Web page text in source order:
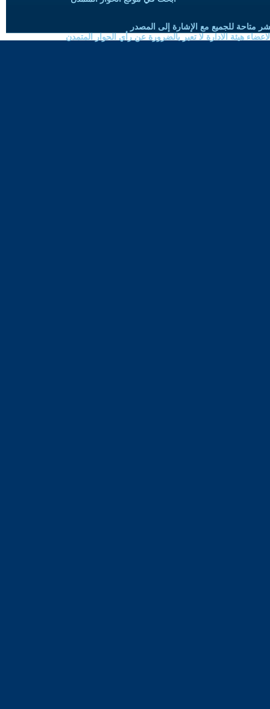
متاحة للجميع مع الإشارة إلى المصدر
هيئة الادارة لا تعبر بالضرورة عن رأي الحوار المتمدن